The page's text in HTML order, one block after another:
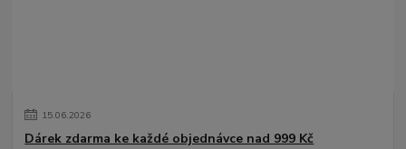
15.06.2026
Dárek zdarma ke každé objednávce nad 999 Kč